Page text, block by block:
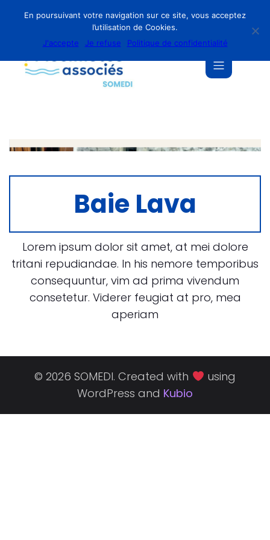
Baie Lava
Lorem ipsum dolor sit amet, at mei dolore
tritani repudiandae. In his nemore temporibus
consequuntur, vim ad prima vivendum
consetetur. Viderer feugiat at pro, mea
aperiam
© 2026 SOMEDI. Created with
using
WordPress and Kubio
En poursuivant votre navigation sur ce site, vous acceptez
l’utilisation de Cookies.
J'accepte
Je refuse Politique de confidentialité